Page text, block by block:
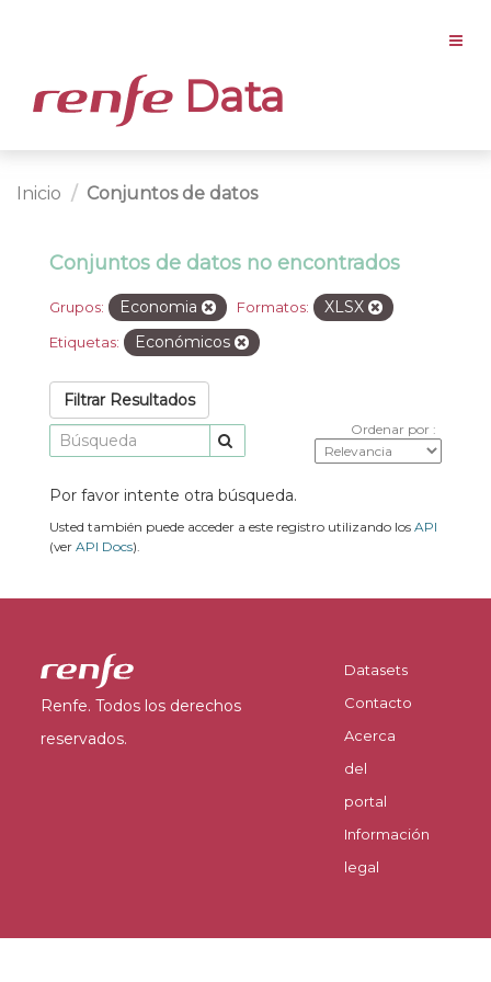
Data
Inicio Conjuntos de datos
Conjuntos de datos no encontrados
Grupos: Economia Formatos: XLSX
Etiquetas: Económicos
Filtrar Resultados
Ordenar por
Por favor intente otra búsqueda.
Usted también puede acceder a este registro utilizando los API
(ver API Docs).
Renfe. Todos los derechos
reservados.
Datasets
Contacto
Acerca
del
portal
Información
legal